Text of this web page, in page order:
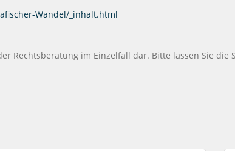
Wandel/_inhalt.html
Rechtsberatung im Einzelfall dar. Bitte lassen Sie